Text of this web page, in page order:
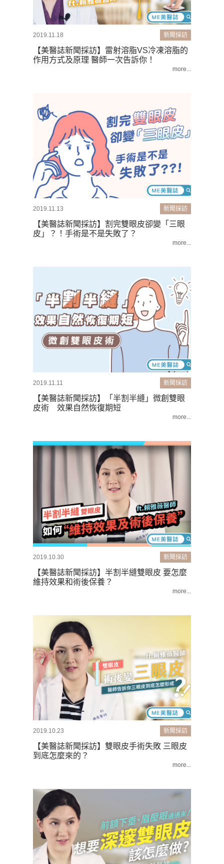
新聞採訪
2019.11.18
【美醫誌新聞採訪】雷射溶脂VS冷凍溶脂的
作用方式及原理 醫師一次告訴你！
more...
新聞採訪
2019.11.13
【美醫誌新聞採訪】割完雙眼皮卻變「三眼
皮」？！手術是不是失敗了？
more...
新聞採訪
2019.11.11
【美醫誌新聞採訪】「半割半縫」微創雙眼
皮術 效果自然恢復期短
more...
新聞採訪
2019.10.30
【美醫誌新聞採訪】半割半縫雙眼皮 要怎麼
維持效果和術後保養？
more...
新聞採訪
2019.10.23
【美醫誌新聞採訪】雙眼皮手術失敗 三眼皮
到底怎麼來的？
more...